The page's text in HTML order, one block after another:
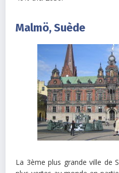
Malmö, Suède
La 3ème plus grande ville de